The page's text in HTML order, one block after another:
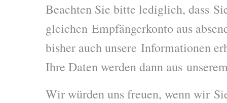
Beachten Sie bitte lediglich, dass
gleichen Empfängerkonto aus
bisher auch unsere Informationen
Ihre Daten werden dann aus
Wir würden uns freuen, wenn wir